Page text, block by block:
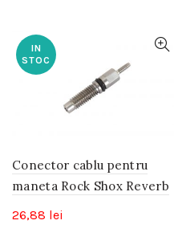
IN
STOC
Conector cablu pentru
maneta Rock Shox Reverb
26,88 lei